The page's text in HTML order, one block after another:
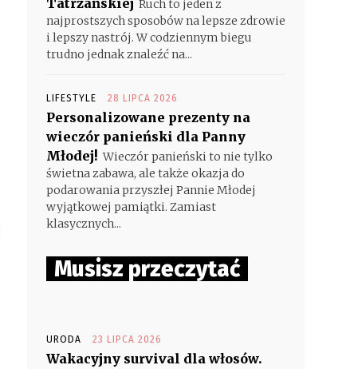
Tatrzańskiej Ruch to jeden z
najprostszych sposobów na lepsze zdrowie
i lepszy nastrój. W codziennym biegu
trudno jednak znaleźć na...
LIFESTYLE 28 LIPCA 2026
Personalizowane prezenty na
wieczór panieński dla Panny
Młodej! Wieczór panieński to nie tylko
świetna zabawa, ale także okazja do
podarowania przyszłej Pannie Młodej
wyjątkowej pamiątki. Zamiast
klasycznych...
Musisz przeczytać
URODA 23 LIPCA 2026
Wakacyjny survival dla włosów.